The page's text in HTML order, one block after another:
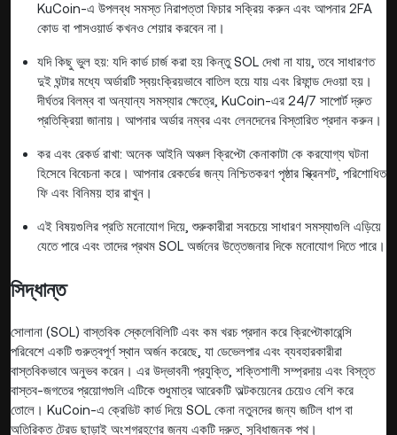
KuCoin-এ উপলব্ধ সমস্ত নিরাপত্তা ফিচার সক্রিয় করুন এবং আপনার 2FA
কোড বা পাসওয়ার্ড কখনও শেয়ার করবেন না।
যদি কিছু ভুল হয়: যদি কার্ড চার্জ করা হয় কিন্তু SOL দেখা না যায়, তবে সাধারণত
দুই ঘন্টার মধ্যে অর্ডারটি স্বয়ংক্রিয়ভাবে বাতিল হয়ে যায় এবং রিফান্ড দেওয়া হয়।
দীর্ঘতর বিলম্ব বা অন্যান্য সমস্যার ক্ষেত্রে, KuCoin-এর 24/7 সাপোর্ট দ্রুত
প্রতিক্রিয়া জানায়। আপনার অর্ডার নম্বর এবং লেনদেনের বিস্তারিত প্রদান করুন।
কর এবং রেকর্ড রাখা: অনেক আইনি অঞ্চল ক্রিপ্টো কেনাকাটা কে করযোগ্য ঘটনা
হিসেবে বিবেচনা করে। আপনার রেকর্ডের জন্য নিশ্চিতকরণ পৃষ্ঠার স্ক্রিনশট, পরিশোধিত
ফি এবং বিনিময় হার রাখুন।
এই বিষয়গুলির প্রতি মনোযোগ দিয়ে, শুরুকারীরা সবচেয়ে সাধারণ সমস্যাগুলি এড়িয়ে
যেতে পারে এবং তাদের প্রথম SOL অর্জনের উত্তেজনার দিকে মনোযোগ দিতে পারে।
সিদ্ধান্ত
সোলানা (SOL) বাস্তবিক স্কেলেবিলিটি এবং কম খরচ প্রদান করে ক্রিপ্টোকারেন্সি
পরিবেশে একটি গুরুত্বপূর্ণ স্থান অর্জন করেছে, যা ডেভেলপার এবং ব্যবহারকারীরা
বাস্তবিকভাবে অনুভব করেন। এর উদ্ভাবনী প্রযুক্তি, শক্তিশালী সম্প্রদায় এবং বিস্তৃত
বাস্তব-জগতের প্রয়োগগুলি এটিকে শুধুমাত্র আরেকটি অল্টকয়েনের চেয়েও বেশি করে
তোলে। KuCoin-এ ক্রেডিট কার্ড দিয়ে SOL কেনা নতুনদের জন্য জটিল ধাপ বা
অতিরিক্ত ট্রেড ছাড়াই অংশগ্রহণের জন্য একটি দ্রুত, সুবিধাজনক পথ।